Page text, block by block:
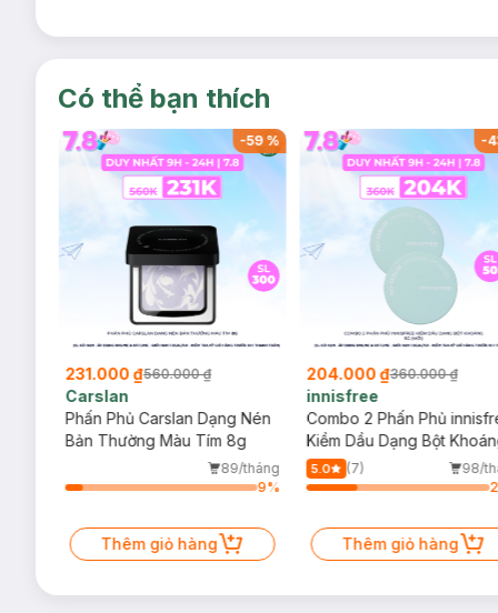
Có thể bạn thích
-59%
231.000 ₫560.000 ₫
Carslan
Phấn Phủ Carslan Dạng Nén
Bản Thường Màu Tím 8g
89/tháng
9%
Thêm giỏ hàng
-
204.000 ₫360.000 ₫
innisfree
Combo 2 Phấn Phủ
Kiềm Dầu Dạng Bột
5g (Mới)
5.0 (7)
98/
Thêm giỏ hàng